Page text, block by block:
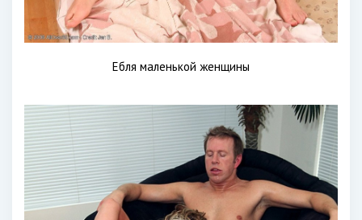
Ебля маленькой женщины